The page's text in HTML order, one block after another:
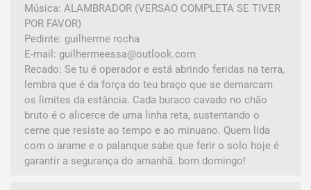
Música: ALAMBRADOR (VERSAO COMPLETA SE TIVER
POR FAVOR)
Pedinte: guilherme rocha
E-mail: guilhermeessa@outlook.com
Recado: Se tu é operador e está abrindo feridas na terra,
lembra que é da força do teu braço que se demarcam
os limites da estância. Cada buraco cavado no chão
bruto é o alicerce de uma linha reta, sustentando o
cerne que resiste ao tempo e ao minuano. Quem lida
com o arame e o palanque sabe que ferir o solo hoje é
garantir a segurança do amanhã. bom domingo!